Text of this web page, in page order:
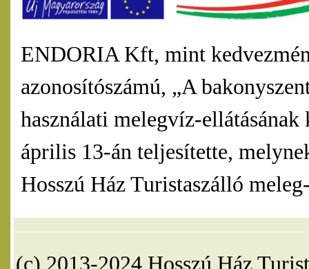
ENDORIA Kft, mint
azonosítószámú, „A
használati melegvíz-
április 13-án teljesítette,
Hosszú Ház Turistaszálló
(c) 2013-2024 Hosszú Ház